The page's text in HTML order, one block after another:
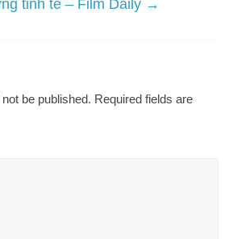
tinh tế – Film Daily →
be published. Required fields are